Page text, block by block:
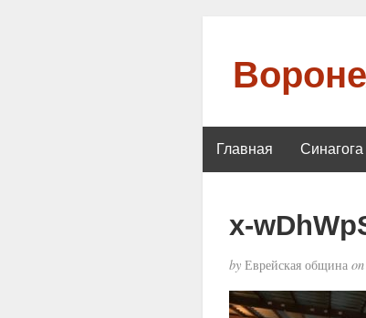
Главная Синагога
x-
byЕврейская община on